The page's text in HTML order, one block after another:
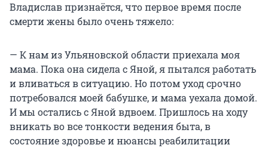
Владислав признаётся, что первое время после
смерти жены было очень тяжело:
— К нам из Ульяновской области приехала моя
мама. Пока она сидела с Яной, я пытался работать
и вливаться в ситуацию. Но потом уход срочно
потребовался моей бабушке, и мама уехала домой.
И мы остались с Яной вдвоем. Пришлось на ходу
вникать во все тонкости ведения быта, в
состояние здоровье и нюансы реабилитации